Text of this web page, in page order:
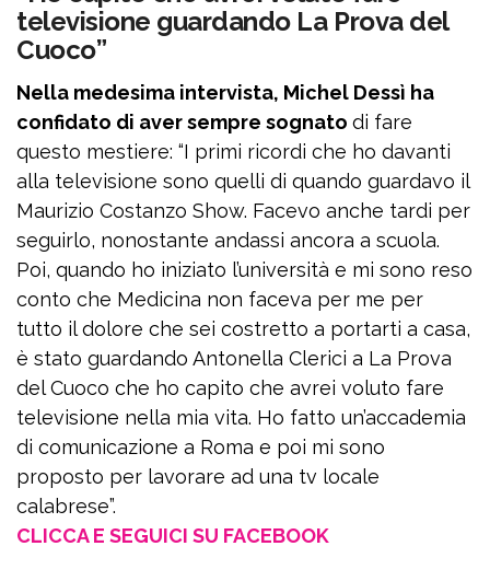
televisione guardando La Prova del
Cuoco”
Nella medesima intervista, Michel Dessì ha
confidato di aver sempre sognato di fare
questo mestiere: “I primi ricordi che ho davanti
alla televisione sono quelli di quando guardavo il
Maurizio Costanzo Show. Facevo anche tardi per
seguirlo, nonostante andassi ancora a scuola.
Poi, quando ho iniziato l’università e mi sono reso
conto che Medicina non faceva per me per
tutto il dolore che sei costretto a portarti a casa,
è stato guardando Antonella Clerici a La Prova
del Cuoco che ho capito che avrei voluto fare
televisione nella mia vita. Ho fatto un’accademia
di comunicazione a Roma e poi mi sono
proposto per lavorare ad una tv locale
calabrese”.
CLICCA E SEGUICI SU FACEBOOK